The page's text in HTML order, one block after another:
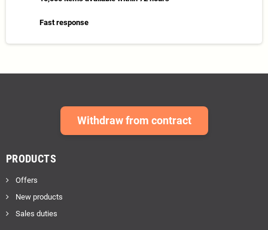
Fast response
Withdraw from contract
PRODUCTS
Offers
New products
Sales duties